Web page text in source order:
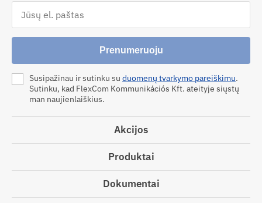
Prenumeruoju
Susipažinau ir sutinku su duomenų tvarkymo pareiškimu.
Sutinku, kad FlexCom Kommunikációs Kft. ateityje siųstų
man naujienlaiškius.
Akcijos
Produktai
Dokumentai